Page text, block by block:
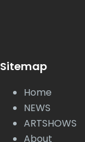
Sitemap
Home
NEWS
ARTSHOWS
About